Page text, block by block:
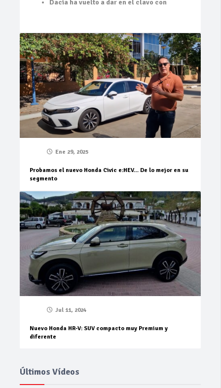
Dacia ha vuelto a dar en el clavo con
Ene 29, 2025
Probamos el nuevo Honda Civic e:HEV… De lo mejor en su
segmento
Jul 11, 2024
Nuevo Honda HR-V: SUV compacto muy Premium y
diferente
Últimos Vídeos